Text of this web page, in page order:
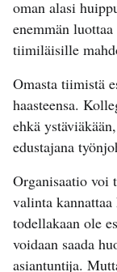
oman alasi
enemmän
tiimiläisille
Omasta tiimistä
haasteensa.
ehkä
edustajana
Organisaatio voi
valinta
todellakaan ole
voidaan saada
asiantuntija.